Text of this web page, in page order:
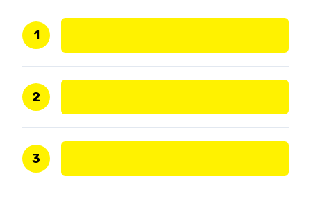
1
2
3